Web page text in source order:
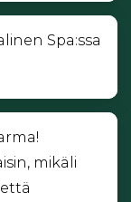
Spa:ssa
mikäli